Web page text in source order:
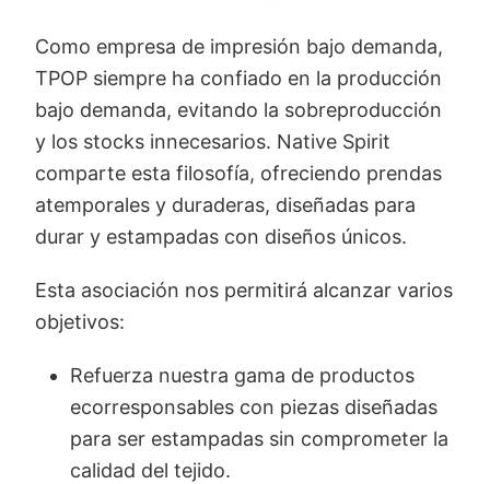
Como empresa de impresión bajo demanda,
TPOP siempre ha confiado en la producción
bajo demanda, evitando la sobreproducción
y los stocks innecesarios. Native Spirit
comparte esta filosofía, ofreciendo prendas
atemporales y duraderas, diseñadas para
durar y estampadas con diseños únicos.
Esta asociación nos permitirá alcanzar varios
objetivos:
Refuerza nuestra gama de productos
ecorresponsables con piezas diseñadas
para ser estampadas sin comprometer la
calidad del tejido.